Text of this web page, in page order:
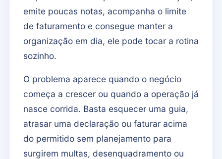
emite poucas notas, acompanha o limite
de faturamento e consegue manter a
organização em dia, ele pode tocar a rotina
sozinho.
O problema aparece quando o negócio
começa a crescer ou quando a operação já
nasce corrida. Basta esquecer uma guia,
atrasar uma declaração ou faturar acima
do permitido sem planejamento para
surgirem multas, desenquadramento ou